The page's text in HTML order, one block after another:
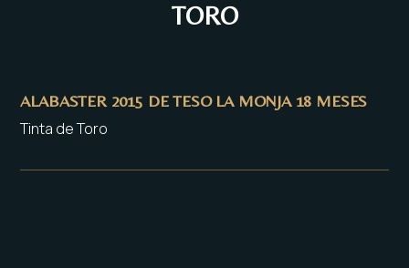
TORO
ALABASTER 2015 DE TESO LA MONJA 18 MESES
Tinta de Toro